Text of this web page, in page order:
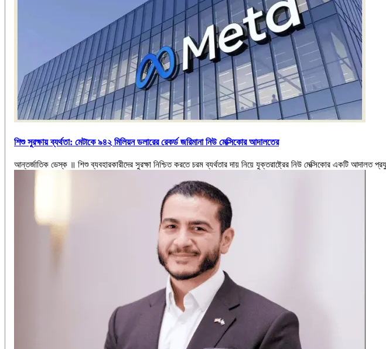
শিশু সুরক্ষায় ব্যর্থতা: মেটাকে ৯৪২ মিলিয়ন ডলারের রেকর্ড জরিমানা নিউ মেক্সিকোর আদালতের
আন্তর্জাতিক ডেস্ক ॥ শিশু ব্যবহারকারীদের সুরক্ষা নিশ্চিত করতে চরম ব্যর্থতার দায় নিয়ে যুক্তরাষ্ট্রের নিউ মেক্সিকোর একটি আদালত